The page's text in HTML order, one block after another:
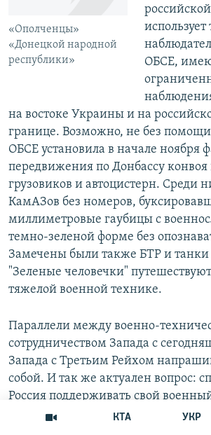
КТА УКР
«Ополченцы»
«Донецкой народной
республики»
ОБСЕ,
на востоке Украины и на
границе. Возможно, не без
ОБСЕ установила в начале ноября
передвижения по Донбассу
грузовиков и автоцистерн. Среди
КамАЗов без номеров,
миллиметровые гаубицы с
темно-зеленой форме без
Замечены были также БТР и танки
"Зеленые человечки"
тяжелой военной технике.
Параллели между военно-
сотрудничеством Запада с
Запада с Третьим Рейхом
собой. И так же актуален вопрос:
Россия поддерживать свой
приемлемом уровне в условиях